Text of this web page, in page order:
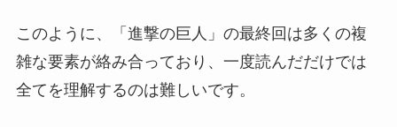
このように、「進撃の巨人」の最終回は多くの複
雑な要素が絡み合っており、一度読んだだけでは
全てを理解するのは難しいです。